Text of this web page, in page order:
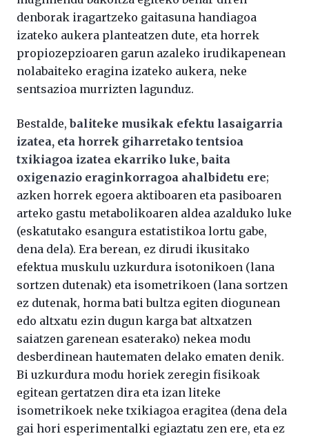
denborak iragartzeko gaitasuna handiagoa
izateko aukera planteatzen dute, eta horrek
propiozepzioaren garun azaleko irudikapenean
nolabaiteko eragina izateko aukera, neke
sentsazioa murrizten lagunduz.
Bestalde,baliteke musikak efektu lasaigarria
izatea, eta horrek giharretako tentsioa
txikiagoa izatea ekarriko luke, baita
oxigenazio eraginkorragoa ahalbidetu ere;
azken horrek egoera aktiboaren eta pasiboaren
arteko gastu metabolikoaren aldea azalduko luke
(eskatutako esangura estatistikoa lortu gabe,
dena dela). Era berean, ez dirudi ikusitako
efektua muskulu uzkurdura isotonikoen (lana
sortzen dutenak) eta isometrikoen (lana sortzen
ez dutenak, horma bati bultza egiten diogunean
edo altxatu ezin dugun karga bat altxatzen
saiatzen garenean esaterako) nekea modu
desberdinean hautematen delako ematen denik.
Bi uzkurdura modu horiek zeregin fisikoak
egitean gertatzen dira eta izan liteke
isometrikoek neke txikiagoa eragitea (dena dela
gai hori esperimentalki egiaztatu zen ere, eta ez